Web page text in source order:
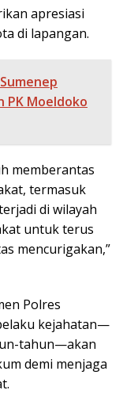
apresiasi
di lapangan.
PK Moeldoko
memberantas
termasuk
di wilayah
untuk terus
mencurigakan,”
Polres
kejahatan—
tahun—akan
demi menjaga